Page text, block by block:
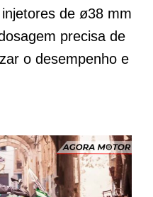
de ø38 mm
precisa de
o desempenho e